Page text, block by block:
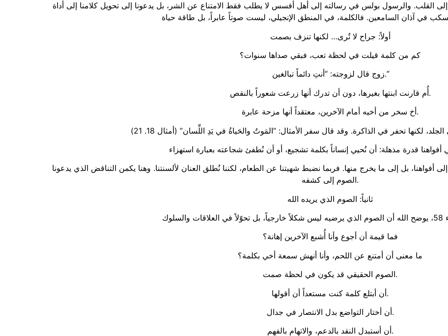
القلب. والرسول بولس في رسالته إلى أهل أفسس لا يطلب فقط الامتناع عن الشر، بل يدعونا إلى تحويل كلامنا إلى أداة
أولاً: جراح لا تُرى… لكنها تنزف بصمت
كم من كلمة قيلت في لحظة تعب، فبقي صداها سنوات؟
زوج قال لزوجته: “أنتِ دائماً تبالغين.”
أُم قارنت ابنتها بغيرها، دون أن تدرك أنها زرعت شعوراً بالنقص.
أخ سخر من أخيه أمام الآخرين، معتقداً أنها مزحة عابرة.
بل إلى ما يخرج منها. فربما نضبط شهيتنا عن الطعام، لكننا نُطلق العنان لألسنتنا. وهنا يكمن التناقض الذي يدعونا
الصوم إلى كشفه.
ثانياً: الصوم الذي يريده الله
فما قيمة أن أجوع وأنا أُشبع الآخرين إهانة؟
ما معنى أن أمتنع عن اللحم، وأنا أنهش سمعة أخي بكلمة؟
الصوم الحقيقي قد يكون في لحظة صمت.
أن أبتلع كلمة كنت مستعداً أن أقولها.
أن أختار التواضع بدل الانتصار في جدال.
أن أستبدل النقد بالدعم، والاتهام بالفهم.